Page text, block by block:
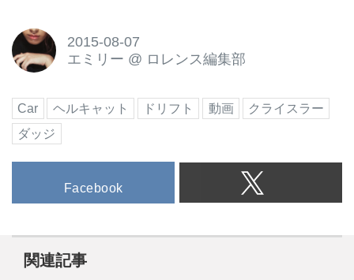
2015-08-07
エミリー @ ロレンス編集部
Car ヘルキャット ドリフト 動画
クライスラー
ダッジ
Facebook
関連記事